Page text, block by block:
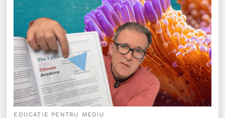
EDUCAȚIE PENTRU MEDIU